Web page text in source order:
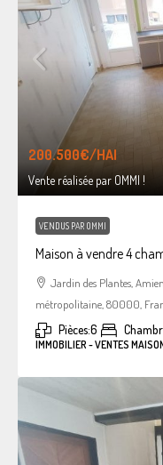
200.500€/HAI
Vente réalisée par OMMI !
VENDUS PAR OMMI
Maison à vendre 4
Jardin des Plantes,
métropolitaine, 80000,
Pièces:6
IMMOBILIER - VENTES